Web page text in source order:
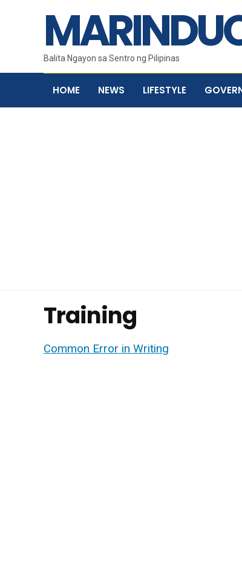
Balita Ngayon sa Sentro ng Pilipinas
HOME NEWS LIFESTYLE
Training
Common Error in Writing